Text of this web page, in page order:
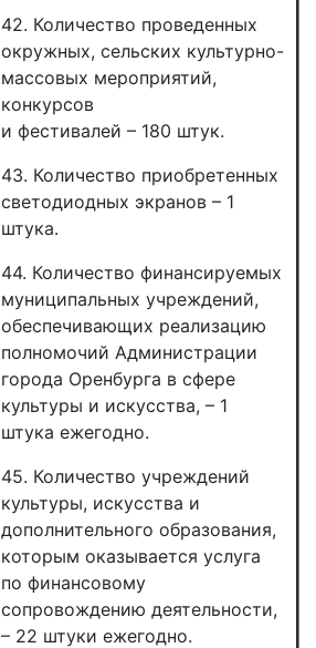
42. Количество проведенных
окружных, сельских культурно-
массовых мероприятий,
конкурсов
и фестивалей – 180 штук.
43. Количество приобретенных
светодиодных экранов – 1
штука.
44. Количество финансируемых
муниципальных учреждений,
обеспечивающих реализацию
полномочий Администрации
города Оренбурга в сфере
культуры и искусства, – 1
штука ежегодно.
45. Количество учреждений
культуры, искусства и
дополнительного образования,
которым оказывается услуга
по финансовому
сопровождению деятельности,
– 22 штуки ежегодно.